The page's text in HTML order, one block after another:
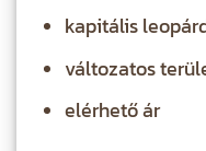
kapitális
változatos
elérhető ár